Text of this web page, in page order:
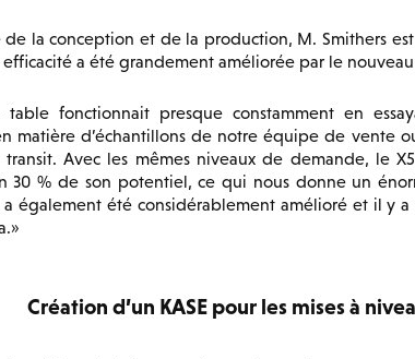
de la conception et de la production, M. Smithers
efficacité a été grandement améliorée par le nouveau
table fonctionnait presque constamment en
matière d’échantillons de notre équipe de vente
transit. Avec les mêmes niveaux de demande, le
30 % de son potentiel, ce qui nous donne un
a également été considérablement amélioré et il y
Création d’un KASE pour les mises à